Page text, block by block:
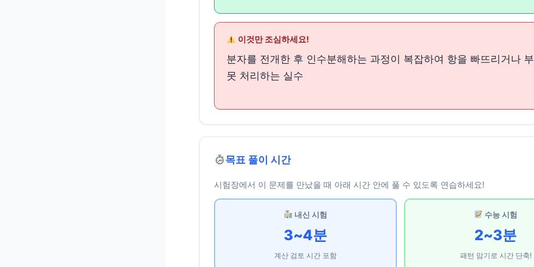
이것만 조심하세요!
분자를 전개한 후 인수분해하는 과정이 복잡하여 항을 빠뜨리거나
못 처리하는 실수
목표 풀이 시간
시험장에서 이 문제를 만났을 때 아래 시간 안에 풀 수 있도록 연습하세요!
내신 시험
3~4분
계산 검토 시간 포함
수능 시험
2~3분
패턴 암기로 시간 단축!